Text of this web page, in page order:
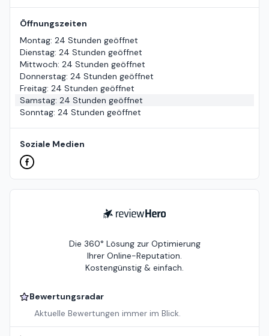
Öffnungszeiten
Montag: 24 Stunden geöffnet
Dienstag: 24 Stunden geöffnet
Mittwoch: 24 Stunden geöffnet
Donnerstag: 24 Stunden geöffnet
Freitag: 24 Stunden geöffnet
Samstag: 24 Stunden geöffnet
Sonntag: 24 Stunden geöffnet
Soziale Medien
ReviewHero
Die 360° Lösung zur Optimierung
Ihrer Online-Reputation.
Kostengünstig & einfach.
Bewertungsradar
Aktuelle Bewertungen immer im Blick.